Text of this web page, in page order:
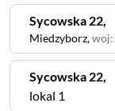
Sycowska 22,
Miedzyborz,woj:
Sycowska 22,
lokal 1